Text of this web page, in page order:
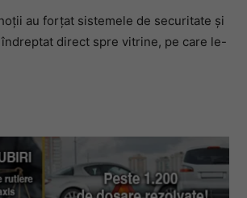
Italia
au forțat sistemele de securitate și
direct spre vitrine, pe care le-